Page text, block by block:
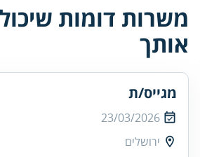
משרות דומות
אותך
מגייס/ת
23/03/2026
ירושלים